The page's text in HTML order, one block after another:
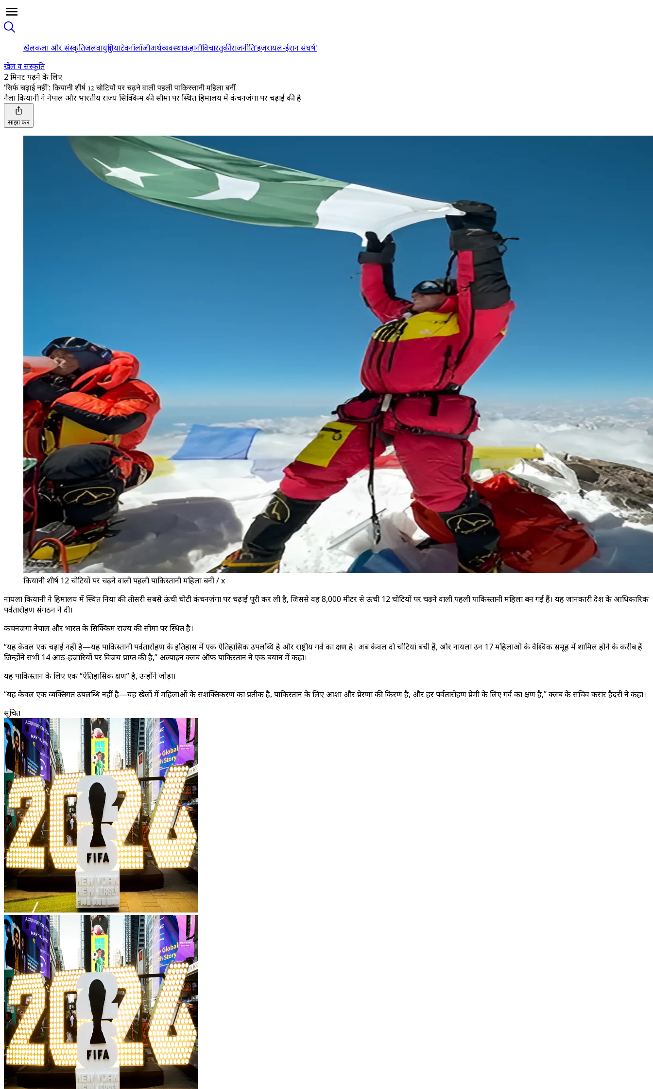
खेलकला और संस्कृतिजलवायुदुनियाटेक्नॉलॉजीअर्थव्यवस्थाकहानीविचारतुर्कीराजनीति'इज़रायल-ईरान संघर्ष'
खेल व संस्कृति
2 मिनट पढ़ने के लिए
'सिर्फ चढ़ाई नहीं': कियानी शीर्ष 12 चोटियों पर चढ़ने वाली पहली पाकिस्तानी महिला बनीं
नैला कियानी ने नेपाल और भारतीय राज्य सिक्किम की सीमा पर स्थित हिमालय में कंचनजंगा पर चढ़ाई की है
साझा करें
कियानी शीर्ष 12 चोटियों पर चढ़ने वाली पहली पाकिस्तानी महिला बनीं / x
नायला कियानी ने हिमालय में स्थित दुनिया की तीसरी सबसे ऊंची चोटी कंचनजंगा पर चढ़ाई पूरी कर ली है, जिससे वह 8,000 मीटर से ऊंची 12 चोटियों पर चढ़ने वाली पहली पाकिस्तानी महिला बन गई हैं। यह जानकारी देश के आधिकारिक
पर्वतारोहण संगठन ने दी।
कंचनजंगा नेपाल और भारत के सिक्किम राज्य की सीमा पर स्थित है।
“यह केवल एक चढ़ाई नहीं है—यह पाकिस्तानी पर्वतारोहण के इतिहास में एक ऐतिहासिक उपलब्धि है और राष्ट्रीय गर्व का क्षण है। अब केवल दो चोटियां बची हैं, और नायला उन 17 महिलाओं के वैश्विक समूह में शामिल होने के करीब हैं
जिन्होंने सभी 14 आठ-हजारियों पर विजय प्राप्त की है,” अल्पाइन क्लब ऑफ पाकिस्तान ने एक बयान में कहा।
यह पाकिस्तान के लिए एक “ऐतिहासिक क्षण” है, उन्होंने जोड़ा।
“यह केवल एक व्यक्तिगत उपलब्धि नहीं है—यह खेलों में महिलाओं के सशक्तिकरण का प्रतीक है, पाकिस्तान के लिए आशा और प्रेरणा की किरण है, और हर पर्वतारोहण प्रेमी के लिए गर्व का क्षण है,” क्लब के सचिव करार हैदरी ने कहा।
सूचित